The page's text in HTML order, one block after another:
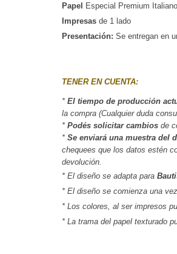
Papel
Especial Premium
Impresas de 1 lado
Presentación: Se entregan en
TENER EN CUENTA:
* El tiempo de producción
la compra (Cualquier duda
* Podés solicitar cambios de
* Se enviará una muestra del
chequees que los datos estén
devolución.
* El diseño se adapta para
* El diseño se comienza una
* Los colores, al ser impresos
* La trama del papel texturado